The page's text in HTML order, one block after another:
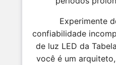
Experimente
confiabilidade
de luz LED da
você é um